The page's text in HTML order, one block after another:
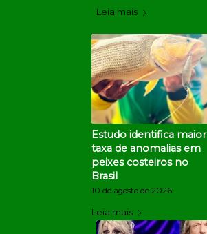
Leia mais
Estudo identifica maior
taxa de anomalias em
peixes costeiros no
Brasil
10 de agosto de 2026
Leia mais